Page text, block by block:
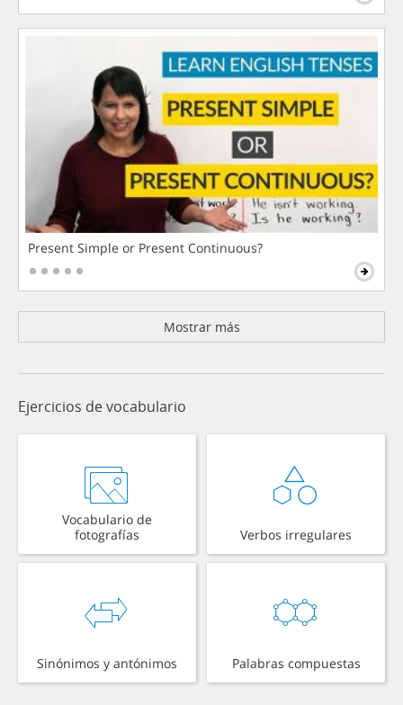
Present Simple or Present Continuous?
Mostrar más
Ejercicios de vocabulario
Vocabulario de
fotografías
Verbos irregulares
Sinónimos y antónimos Palabras compuestas